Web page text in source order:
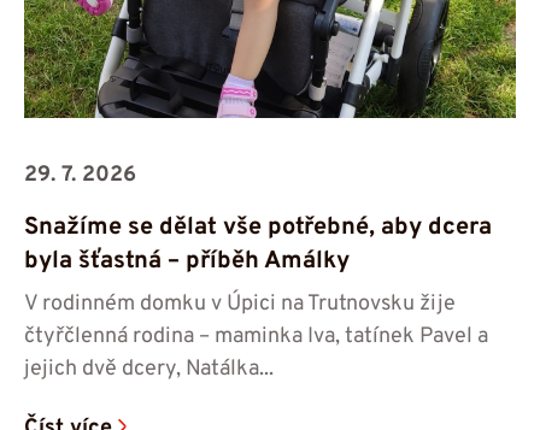
29. 7. 2026
Snažíme se dělat vše potřebné, aby dcera
byla šťastná – příběh Amálky
V rodinném domku v Úpici na Trutnovsku žije
čtyřčlenná rodina – maminka Iva, tatínek Pavel a
jejich dvě dcery, Natálka...